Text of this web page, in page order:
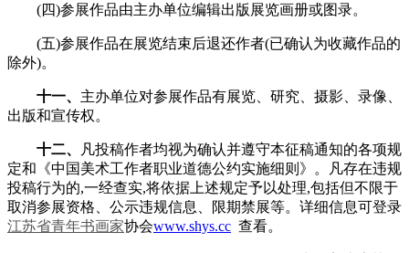
(四)参展作品由主办单位编辑出版展览画册或图录。
(五)参展作品在展览结束后退还作者(已确认为收藏作品的
除外)。
十一、 主办单位对参展作品有展览、研究、摄影、录像、
出版和宣传权。
十二、
凡投稿作者均视为确认并遵守本征稿通知的各项规
定和《中国美术工作者职业道德公约实施细则》。凡存在违规
投稿行为的,一经查实,将依据上述规定予以处理,包括但不限于
取消参展资格、公示违规信息、限期禁展等。详细信息可登录
江苏省青年书画家协会www.shys.cc 查看。